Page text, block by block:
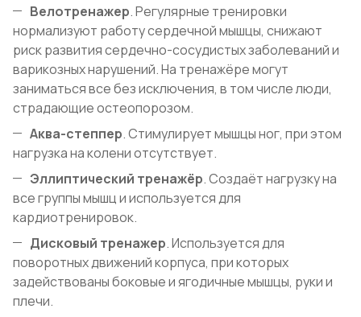
Велотренажер. Регулярные тренировки
нормализуют работу сердечной мышцы, снижают
риск развития сердечно-сосудистых заболеваний и
варикозных нарушений. На тренажёре могут
заниматься все без исключения, в том числе люди,
страдающие остеопорозом.
Аква-степпер. Стимулирует мышцы ног, при этом
нагрузка на колени отсутствует.
Эллиптический тренажёр. Создаёт нагрузку на
все группы мышц и используется для
кардиотренировок.
Дисковый тренажер. Используется для
поворотных движений корпуса, при которых
задействованы боковые и ягодичные мышцы, руки и
плечи.